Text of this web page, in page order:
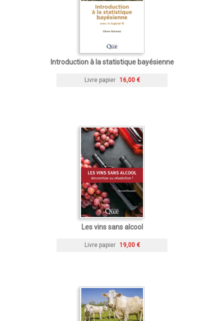
Introduction à la statistique bayésienne
Livre papier 16,00 €
Les vins sans alcool
Livre papier 19,00 €